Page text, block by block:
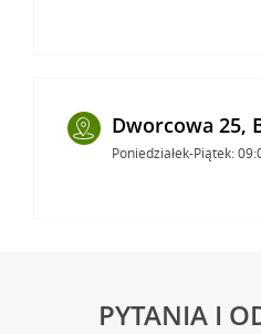
Dworcowa 25,
Poniedziałek-Piątek:
PYTANIA I